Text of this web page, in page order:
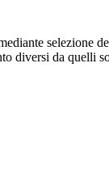
diversi da quelli